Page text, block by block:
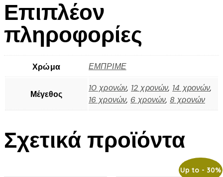
Επιπλέον
πληροφορίες
Χρώμα ΕΜΠΡΙΜΕ
Μέγεθος
10 χρονών, 12 χρονών, 14 χρονών,
16 χρονών, 6 χρονών, 8 χρονών
Σχετικά προϊόντα
Up to - 30%